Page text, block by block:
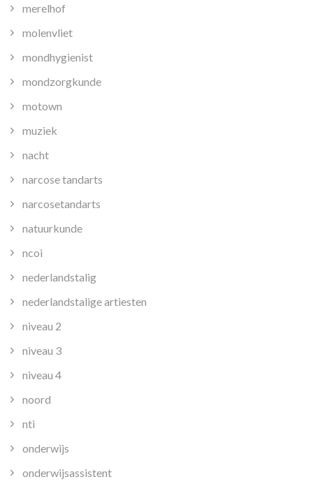
merelhof
molenvliet
mondhygienist
mondzorgkunde
motown
muziek
nacht
narcose tandarts
narcosetandarts
natuurkunde
ncoi
nederlandstalig
nederlandstalige artiesten
niveau 2
niveau 3
niveau 4
noord
nti
onderwijs
onderwijsassistent